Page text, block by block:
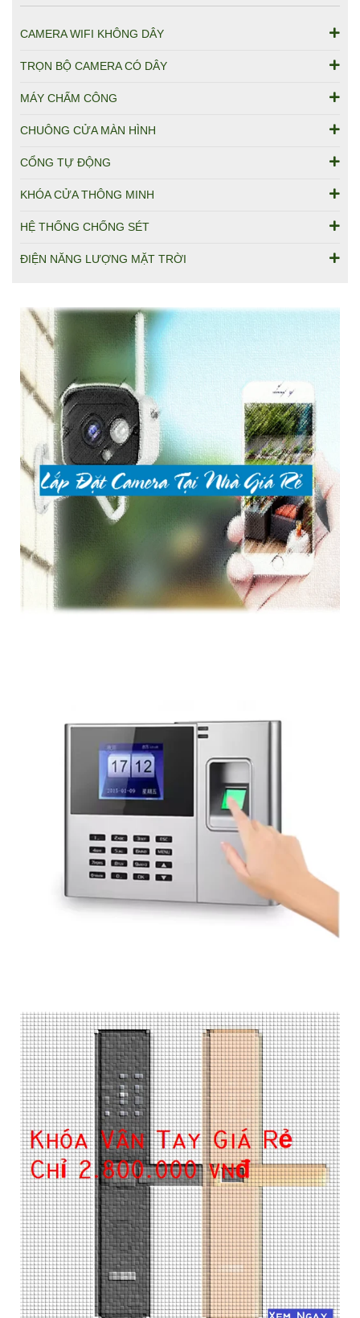
CAMERA WIFI KHÔNG DÂY
TRỌN BỘ CAMERA CÓ DÂY
MÁY CHẤM CÔNG
CHUÔNG CỬA MÀN HÌNH
CỔNG TỰ ĐỘNG
KHÓA CỬA THÔNG MINH
HỆ THỐNG CHỐNG SÉT
ĐIỆN NĂNG LƯỢNG MẶT TRỜI